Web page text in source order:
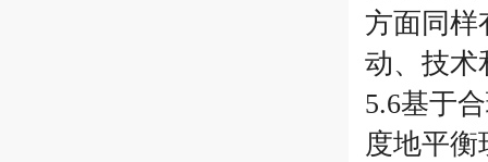
方面同样
动、技术
5.6基于
度地平